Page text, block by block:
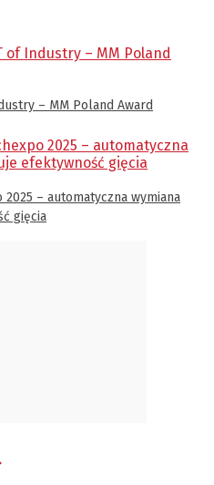
Regulamin Konkursu BEST of Industry – MM Poland Award
2025 – automatyczna wymiana
gięcia